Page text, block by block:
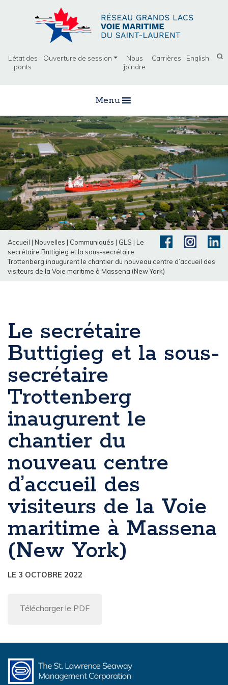
L’état des
ponts
Ouverture de session
Nous
joindre
Carrières English
Menu
Accueil | Nouvelles | Communiqués | GLS | Le
secrétaire Buttigieg et la sous-secrétaire
Trottenberg inaugurent le chantier du nouveau centre d’accueil des
visiteurs de la Voie maritime à Massena (New York)
Le secrétaire
Buttigieg et la sous-
secrétaire
Trottenberg
inaugurent le
chantier du
nouveau centre
d’accueil des
visiteurs de la Voie
maritime à Massena
(New York)
LE 3 OCTOBRE 2022
Télécharger le PDF